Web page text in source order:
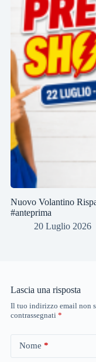
Nuovo Volantino
#anteprima
20 Luglio 2026
Lascia una risposta
Il tuo indirizzo email non
contrassegnati *
Nome *